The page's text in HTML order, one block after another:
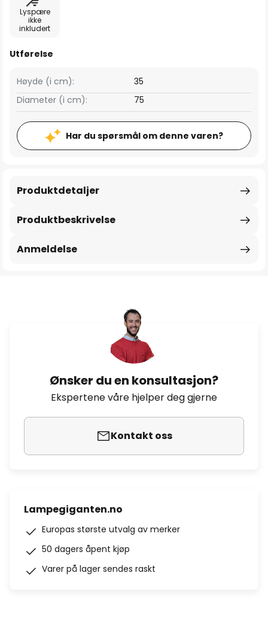
Lyspære
ikke
inkludert
Utførelse
Høyde (i cm):
35
Diameter (i cm):
75
Har du spørsmål om denne varen?
Produktbeskrivelse
Produktdetaljer
Anmeldelse
Ønsker du en konsultasjon?
Ekspertene våre hjelper deg gjerne
Kontakt oss
Lampegiganten.no
Europas største utvalg av merker
50 dagers åpent kjøp
Varer på lager sendes raskt